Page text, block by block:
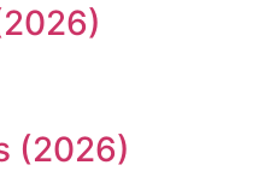
(2026)